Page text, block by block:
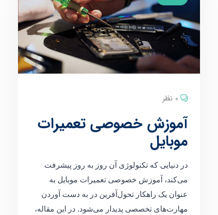
0 نظر
آموزش خصوصی تعمیرات
موبایل
در دنیایی که تکنولوژی آن روز به روز پیشرفت
می‌کند، آموزش خصوصی تعمیرات موبایل به
عنوان یک راهکار تحول‌آفرین در به دست آوردن
مهارت‌های تخصصی پدیدار می‌شود. در این مقاله،